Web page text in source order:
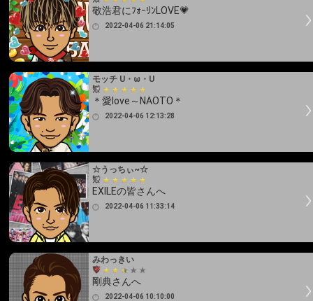
敬浩君にﾌｫｰﾘﾝLOVE💗
2022-04-06 21:14:05
モッチ U・ω・U
＊愛love～NAOTO＊
2022-04-06 12:13:28
☆うっちぃ~☆
EXILEの皆さんへ
2022-04-06 11:33:14
みわっきい
剛典さんへ
2022-04-06 10:10:00